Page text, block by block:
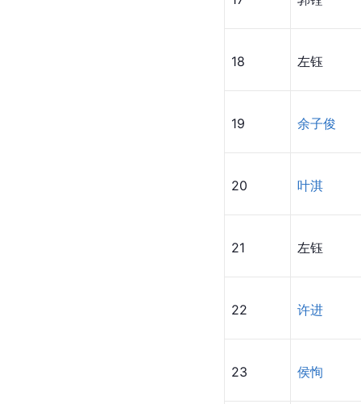
18 左钰
19 余子俊
20 叶淇
21 左钰
22 许进
23 侯恂